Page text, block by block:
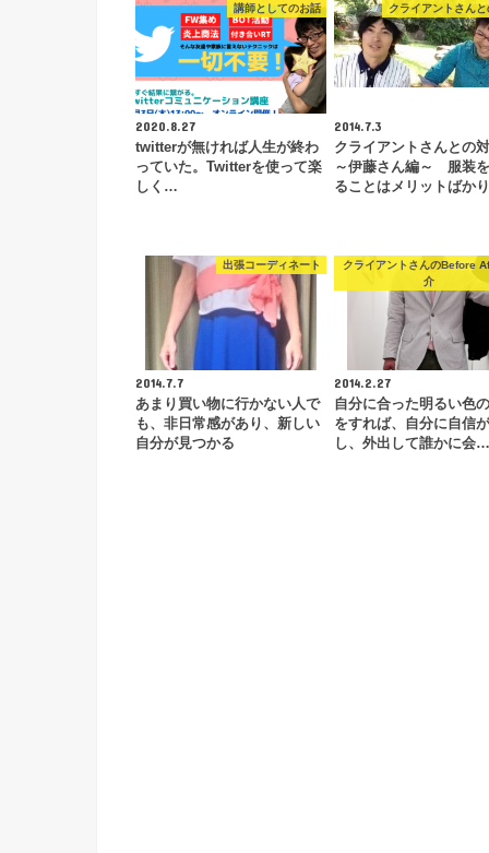
講師としてのお話
2020.8.27
twitterが無ければ人生が終わ
っていた。Twitterを使って楽
しく…
クライアントさんと
2014.7.3
クライアントさんと
～伊藤さん編～ 服装
ることはメリットばかり
出張コーディネート
2014.7.7
あまり買い物に行かない人で
も、非日常感があり、新しい
自分が見つかる
クライアントさんのBefore
介
2014.2.27
自分に合った明るい色
をすれば、自分に自信
し、外出して誰かに会…